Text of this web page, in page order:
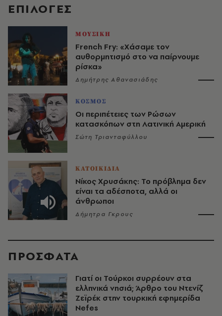
EΠΙΛΟΓΈΣ
ΜΟΥΣΙΚΗ
French Fry: «Χάσαμε τον
αυθορμητισμό στο να παίρνουμε
ρίσκα»
Δημήτρης Αθανασιάδης
ΚΟΣΜΟΣ
Οι περιπέτειες των Ρώσων
κατασκόπων στη Λατινική Αμερική
Σώτη Τριανταφύλλου
ΚΑΤΟΙΚΙΔΙΑ
Νίκος Χρυσάκης: Το πρόβλημα δεν
είναι τα αδέσποτα, αλλά οι
άνθρωποι
Δήμητρα Γκρους
ΠΡΟΣΦΑΤΑ
Γιατί οι Τούρκοι συρρέουν στα
ελληνικά νησιά; Άρθρο του Ντενίζ
Ζεϊρέκ στην τουρκική εφημερίδα
Nefes